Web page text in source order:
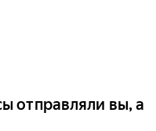
отправляли вы, а